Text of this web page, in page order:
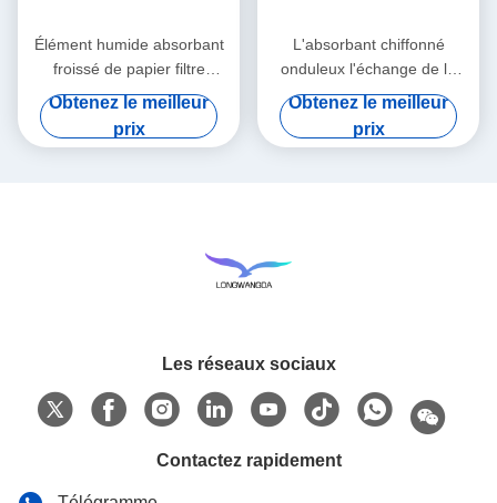
Élément humide absorbant
froissé de papier filtre
d'échangeur de la chaleur et
Obtenez le meilleur
prix
L'absorbant chiffonné
onduleux l'échange de la
chaleur et d'humidité de
Obtenez le meilleur
prix
Les réseaux sociaux
Contactez rapidement